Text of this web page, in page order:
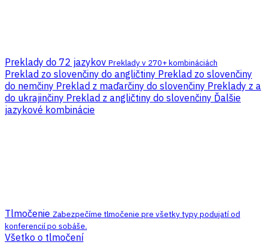
Preklady do 72 jazykov Preklady v 270+ kombináciách
Preklad zo slovenčiny do angličtiny Preklad zo slovenčiny
do nemčiny Preklad z maďarčiny do slovenčiny Preklady z a
do ukrajinčiny Preklad z angličtiny do slovenčiny Ďalšie
jazykové kombinácie
Tlmočenie Zabezpečíme tlmočenie pre všetky typy podujatí od
konferencií po sobáše.
Všetko o tlmočení